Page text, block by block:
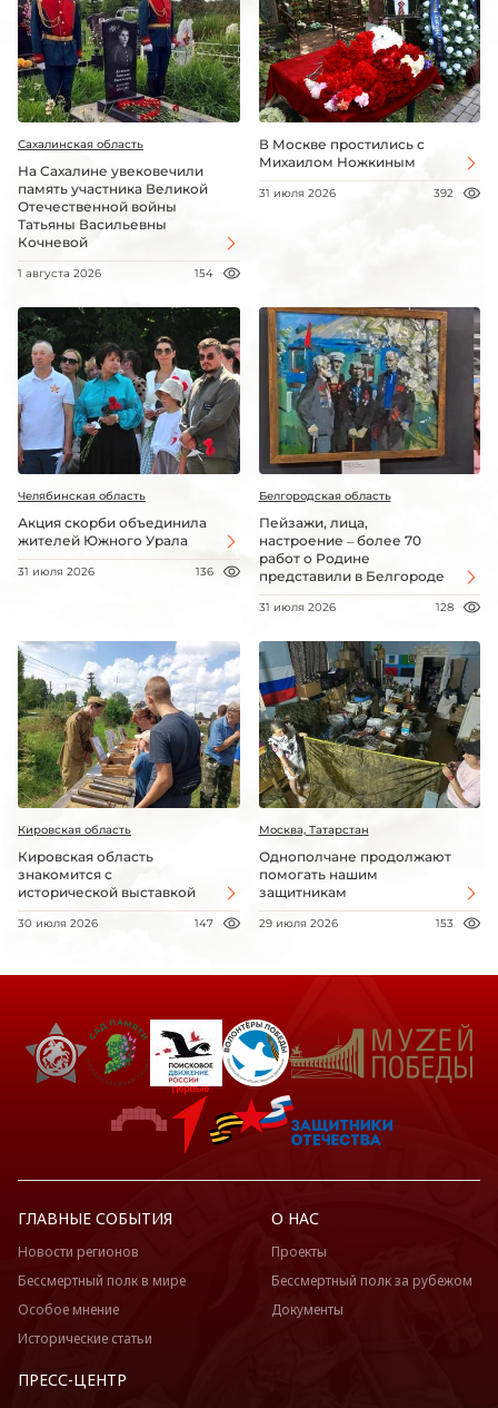
Сахалинская область
На Сахалине увековечили
память участника Великой
Отечественной войны
Татьяны Васильевны
Кочневой
1 августа 2026 154
В Москве простились с
Михаилом Ножкиным
31 июля 2026 392
Челябинская область
Акция скорби объединила
жителей Южного Урала
31 июля 2026 136
Белгородская область
Пейзажи, лица,
настроение – более 70
работ о Родине
представили в Белгороде
31 июля 2026 128
Кировская область
Кировская область
знакомится с
исторической выставкой
30 июля 2026 147
Москва, Татарстан
Однополчане продолжают
помогать нашим
защитникам
29 июля 2026 153
ГЛАВНЫЕ СОБЫТИЯ
Новости регионов
Бессмертный полк в мире
Особое мнение
Исторические статьи
О НАС
Проекты
Бессмертный полк за рубежом
Документы
ПРЕСС-ЦЕНТР